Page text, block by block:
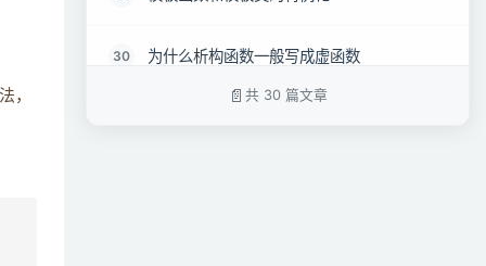
，
30 为什么析构函数一般写成虚函数
共 30 篇文章